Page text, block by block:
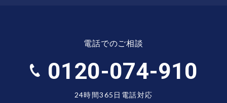
電話でのご相談
0120-074-910
24時間365日電話対応